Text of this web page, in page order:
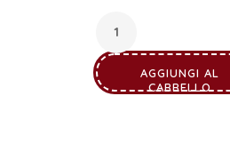
AGGIUNGI AL
CARRELLO